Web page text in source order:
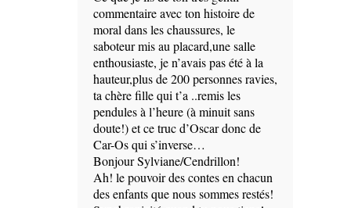
commentaire avec ton histoire de
moral dans les chaussures, le
saboteur mis au placard,une salle
enthousiaste, je n’avais pas été à la
hauteur,plus de 200 personnes ravies,
ta chère fille qui t’a ..remis les
pendules à l’heure (à minuit sans
doute!) et ce truc d’Oscar donc de
Car-Os qui s’inverse…
Bonjour Sylviane/Cendrillon!
Ah! le pouvoir des contes en chacun
des enfants que nous sommes restés!